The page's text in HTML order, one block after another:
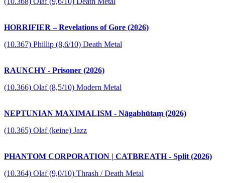
HORRIFIER – Revelations of Gore (2026)
(10.367) Phillip (8,6/10) Death Metal
RAUNCHY - Prisoner (2026)
(10.366) Olaf (8,5/10) Modern Metal
NEPTUNIAN MAXIMALISM - Nāgabhūtaṃ (2026)
(10.365) Olaf (keine) Jazz
PHANTOM CORPORATION | CATBREATH - Split (2026)
(10.364) Olaf (9,0/10) Thrash / Death Metal